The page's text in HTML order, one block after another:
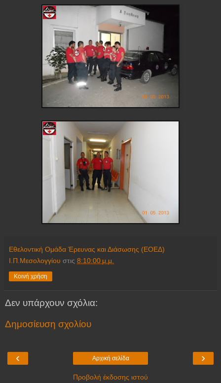
Εθελοντική Ομάδα Έρευνας και Διάσωσης (ΕΟΕΔ)
Ι.Π.Μεσολογγίου στις 8:10:00 μ.μ.
Κοινή χρήση
Δεν υπάρχουν σχόλια:
Δημοσίευση σχολίου
‹ ›
Αρχική σελίδα
Προβολή έκδοσης ιστού